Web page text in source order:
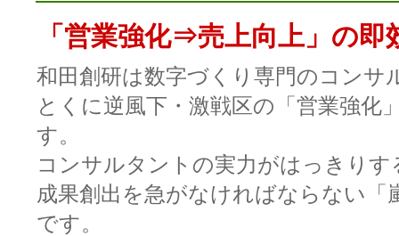
「営業強化⇒売上向上」の即
和田創研は数字づくり専門のコンサ
とくに逆風下・激戦区の「営業強化
す。
コンサルタントの実力がはっきり
成果創出を急がなければならない「
です。